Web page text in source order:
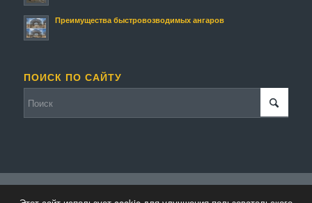
Преимущества быстровозводимых ангаров
ПОИСК ПО САЙТУ